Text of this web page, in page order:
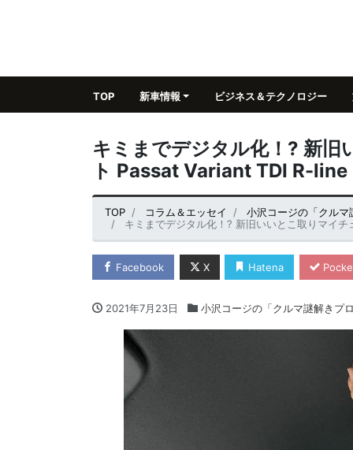
TOP 新車情報 ビジネス＆テクノロジー
キミまでデジタル化！? 新
ト Passat Variant TDI R-line
TOP コラム＆エッセイ
小沢コージの「クル
キミまでデジタル化！? 新旧いいとこ取りマイ
Facebook X Hatena
2021年7月23日 小沢コージの「クルマ謎解きプ